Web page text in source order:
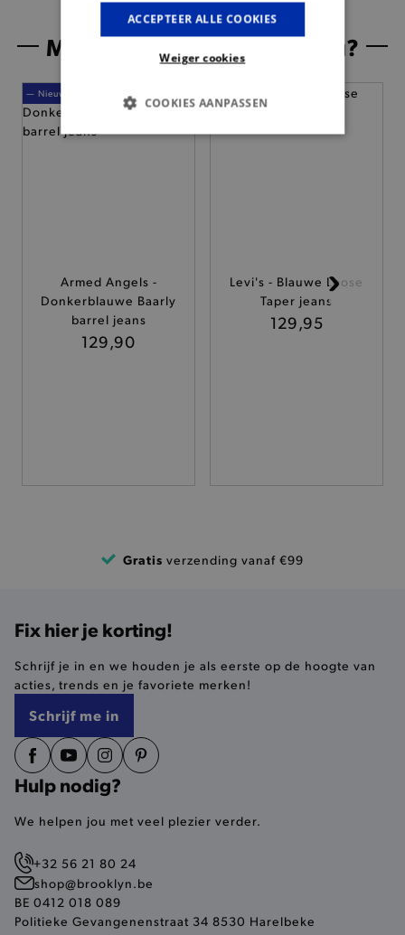
Misschien is dit iets voor jou?
— Nieuw
Armed Angels -
Donkerblauwe Baarly
barrel jeans
129,90
Levi's - Blauwe Loose
Taper jeans
129,95
Gratis verzending vanaf €99
Fix hier je korting!
Schrijf je in en we houden je als eerste op de hoogte van
acties, trends en je favoriete merken!
Schrijf me in
Hulp nodig?
We helpen jou met veel plezier verder.
+32 56 21 80 24
shop@brooklyn.be
BE 0412 018 089
Politieke Gevangenenstraat 34 8530 Harelbeke
ACCEPTEER ALLE COOKIES
Weiger cookies
COOKIES AANPASSEN
BASIS COOKIES
Basis cookies
niet jouw identiteit.
pickupAddress
product-out-of-stock-modal